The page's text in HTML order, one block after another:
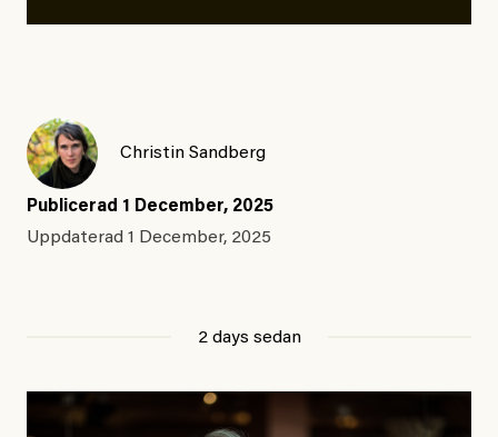
Christin Sandberg
Publicerad 1 December, 2025
Uppdaterad 1 December, 2025
2 days sedan